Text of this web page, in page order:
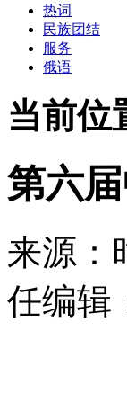
热词
民族团结
服务
俄语
当前位
第六
来源：
任编辑